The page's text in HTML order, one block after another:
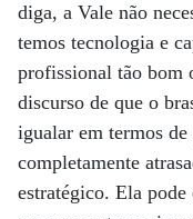
diga, a Vale não
temos tecnologia e
profissional tão bom
discurso de que o
igualar em termos
completamente
estratégico. Ela